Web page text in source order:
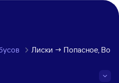
Лиски → Попасное,